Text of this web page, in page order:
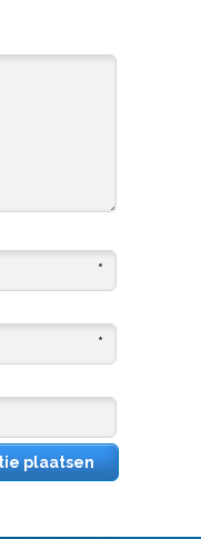
*
*